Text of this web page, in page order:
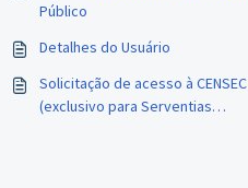
Público
Detalhes do Usuário
Solicitação de acesso à CENSEC
(exclusivo para Serventias